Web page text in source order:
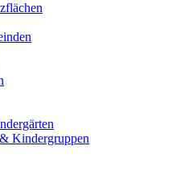
Kindergruppen